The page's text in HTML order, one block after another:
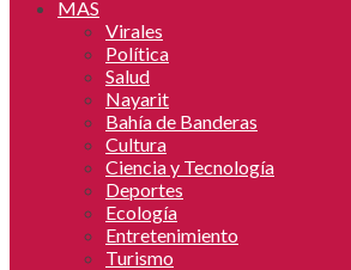
MAS
Virales
Política
Salud
Nayarit
Bahía de Banderas
Cultura
Ciencia y Tecnología
Deportes
Ecología
Entretenimiento
Turismo